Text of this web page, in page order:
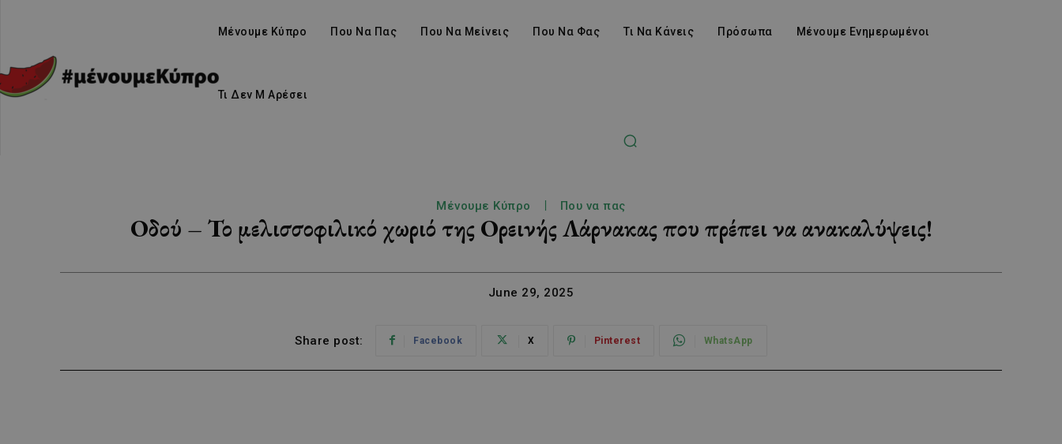
Μένουμε Κύπρο Που Να Πας Που Να Μείνεις Που Να Φας Τι Να Κάνεις Πρόσωπα Μένουμε Ενημερωμένοι
Τι Δεν Μ Αρέσει
Μένουμε Κύπρο Που να πας
Οδού – Το μελισσοφιλικό χωριό της Ορεινής Λάρνακας που πρέπει να ανακαλύψεις!
June 29, 2025
Share post: Facebook X Pinterest WhatsApp